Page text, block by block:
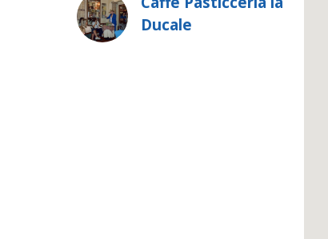
Ducale